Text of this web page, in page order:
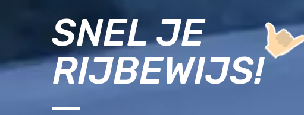
SNEL JE
RIJBEWIJS!